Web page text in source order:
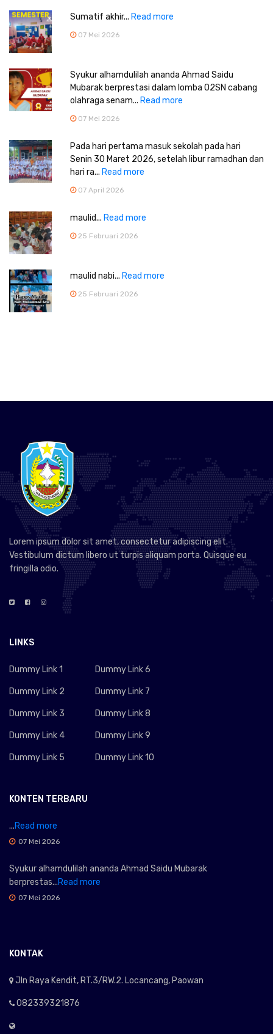
Sumatif akhir... Read more
07 Mei 2026
Syukur alhamdulilah ananda Ahmad Saidu
Mubarak berprestasi dalam lomba O2SN cabang
olahraga senam... Read more
07 Mei 2026
Pada hari pertama masuk sekolah pada hari
Senin 30 Maret 2026, setelah libur ramadhan dan
hari ra... Read more
07 April 2026
maulid... Read more
25 Februari 2026
maulid nabi... Read more
25 Februari 2026
Lorem ipsum dolor sit amet, consectetur adipiscing elit.
Vestibulum dictum libero ut turpis aliquam porta. Quisque eu
fringilla odio.
LINKS
Dummy Link 1
Dummy Link 2
Dummy Link 3
Dummy Link 4
Dummy Link 5
Dummy Link 6
Dummy Link 7
Dummy Link 8
Dummy Link 9
Dummy Link 10
KONTEN TERBARU
...Read more
07 Mei 2026
Syukur alhamdulilah ananda Ahmad Saidu Mubarak
berprestas...Read more
07 Mei 2026
KONTAK
Jln Raya Kendit, RT.3/RW.2. Locancang, Paowan
082339321876